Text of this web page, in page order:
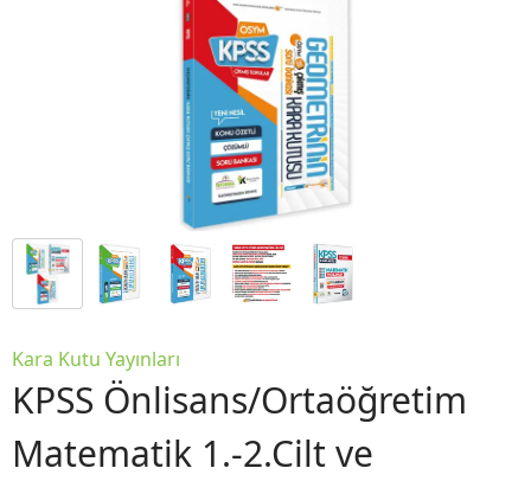
Kara Kutu Yayınları
KPSS Önlisans/Ortaöğretim
Matematik 1.-2.Cilt ve